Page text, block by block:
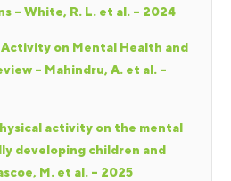
– White, R. L. et al. – 2024
Activity on Mental Health and
– Mahindru, A. et al. –
activity on the mental
developing children and
M. et al. – 2025